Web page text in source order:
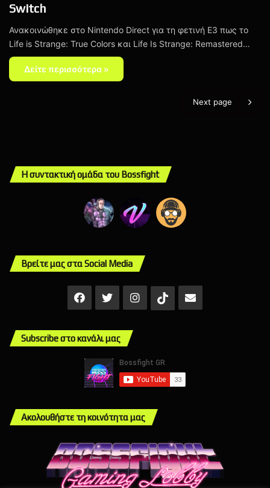
Switch
Ανακοινώθηκε στο Nintendo Direct για τη φετινή E3 πως το
Life is Strange: True Colors και Life Is Strange: Remastered…
Δείτε περισσότερα »
Next page
Η συντακτική ομάδα του Bossfight
Βρείτε μας στα Social Media
Facebook
X InstagramTikTokMail
Subscribe στο κανάλι μας
Ακολουθήστε τη κοινότητα μας